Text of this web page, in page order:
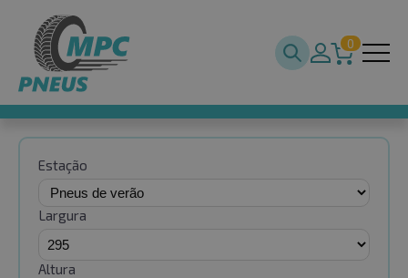
0
Estação
Largura
Altura